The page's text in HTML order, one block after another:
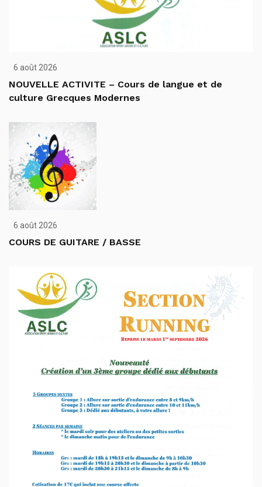
6 août 2026
NOUVELLE ACTIVITE – Cours de langue et de
culture Grecques Modernes
6 août 2026
COURS DE GUITARE / BASSE